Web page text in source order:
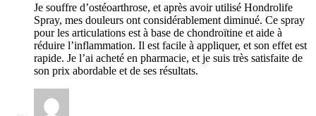
Je souffre d’ostéoarthrose, et après avoir utilisé Hondrolife
Spray, mes douleurs ont considérablement diminué. Ce spray
pour les articulations est à base de chondroïtine et aide à
réduire l’inflammation. Il est facile à appliquer, et son effet est
rapide. Je l’ai acheté en pharmacie, et je suis très satisfaite de
son prix abordable et de ses résultats.